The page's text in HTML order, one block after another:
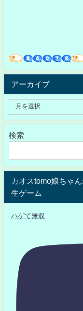
アーカイブ
検索
カオスtomo娘ちゃ
生ゲーム
ハゲて無双